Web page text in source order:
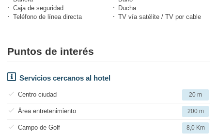
Caja de seguridad
Ducha
Teléfono de línea directa
TV vía satélite / TV por cable
Puntos de interés
Servicios cercanos al hotel
Centro ciudad 20 m
Área entretenimiento 200 m
Campo de Golf 8,0 Km